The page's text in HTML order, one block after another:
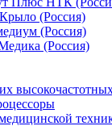
(Россия)
(Россия)
(Россия)